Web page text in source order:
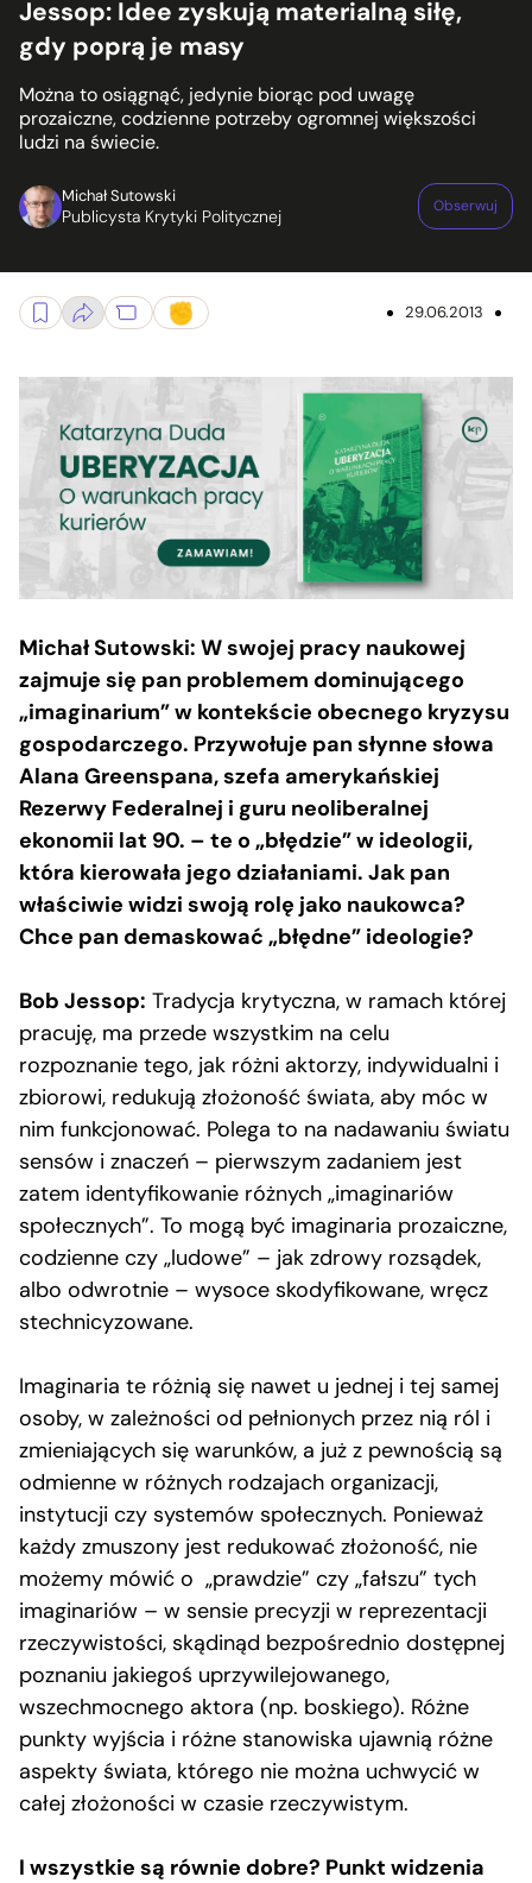
Jessop: Idee zyskują materialną siłę,
gdy poprą je masy
Można to osiągnąć, jedynie biorąc pod uwagę
prozaiczne, codzienne potrzeby ogromnej większości
ludzi na świecie.
Michał Sutowski
Publicysta Krytyki Politycznej Obserwuj
29.06.2013
Michał Sutowski: W swojej pracy naukowej
zajmuje się pan problemem dominującego
„imaginarium” w kontekście obecnego kryzysu
gospodarczego. Przywołuje pan słynne słowa
Alana Greenspana, szefa amerykańskiej
Rezerwy Federalnej i guru neoliberalnej
ekonomii lat 90. – te o „błędzie” w ideologii,
która kierowała jego działaniami. Jak pan
właściwie widzi swoją rolę jako naukowca?
Chce pan demaskować „błędne” ideologie?
Bob Jessop: Tradycja krytyczna, w ramach której
pracuję, ma przede wszystkim na celu
rozpoznanie tego, jak różni aktorzy, indywidualni i
zbiorowi, redukują złożoność świata, aby móc w
nim funkcjonować. Polega to na nadawaniu światu
sensów i znaczeń – pierwszym zadaniem jest
zatem identyfikowanie różnych „imaginariów
społecznych”. To mogą być imaginaria prozaiczne,
codzienne czy „ludowe” – jak zdrowy rozsądek,
albo odwrotnie – wysoce skodyfikowane, wręcz
stechnicyzowane.
Imaginaria te różnią się nawet u jednej i tej samej
osoby, w zależności od pełnionych przez nią ról i
zmieniających się warunków, a już z pewnością są
odmienne w różnych rodzajach organizacji,
instytucji czy systemów społecznych. Ponieważ
każdy zmuszony jest redukować złożoność, nie
możemy mówić o „prawdzie” czy „fałszu” tych
imaginariów – w sensie precyzji w reprezentacji
rzeczywistości, skądinąd bezpośrednio dostępnej
poznaniu jakiegoś uprzywilejowanego,
wszechmocnego aktora (np. boskiego). Różne
punkty wyjścia i różne stanowiska ujawnią różne
aspekty świata, którego nie można uchwycić w
całej złożoności w czasie rzeczywistym.
I wszystkie są równie dobre? Punkt widzenia